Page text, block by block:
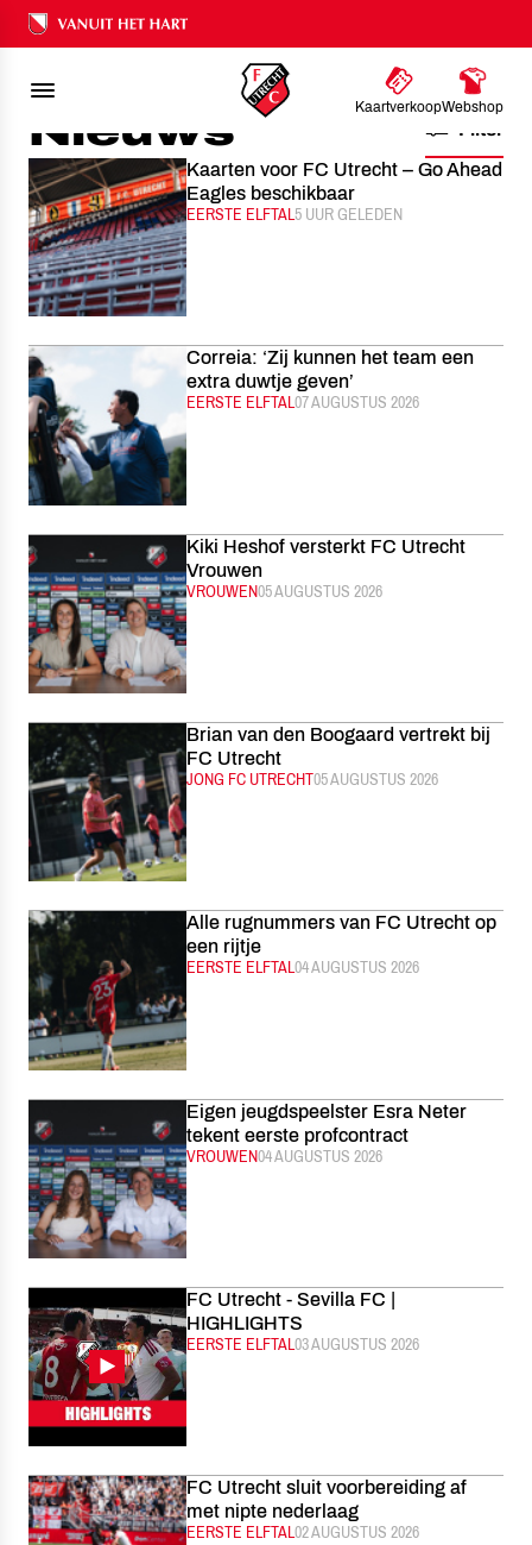
Ons nalatenschap
KaartverkoopWebshop
FC UTRECHTNIEUWS
Nieuws
Filter
Kaarten voor FC Utrecht – Go Ahead
Eagles beschikbaar
CATEGORIE:
EERSTE ELFTALGEPUBLICEERD:
5 UUR GELEDEN
Correia: ‘Zij kunnen het team een
extra duwtje geven’
CATEGORIE:
EERSTE ELFTALGEPUBLICEERD:
07 AUGUSTUS 2026
Kiki Heshof versterkt FC Utrecht
Vrouwen
CATEGORIE:
VROUWENGEPUBLICEERD:
05 AUGUSTUS 2026
Brian van den Boogaard vertrekt bij
FC Utrecht
CATEGORIE:
JONG FC UTRECHTGEPUBLICEERD:
05 AUGUSTUS 2026
Alle rugnummers van FC Utrecht op
een rijtje
CATEGORIE:
EERSTE ELFTALGEPUBLICEERD:
04 AUGUSTUS 2026
Eigen jeugdspeelster Esra Neter
tekent eerste profcontract
CATEGORIE:
VROUWENGEPUBLICEERD:
04 AUGUSTUS 2026
FC Utrecht - Sevilla FC |
HIGHLIGHTS
CATEGORIE:
EERSTE ELFTALGEPUBLICEERD:
03 AUGUSTUS 2026
FC Utrecht sluit voorbereiding af
met nipte nederlaag
CATEGORIE:
EERSTE ELFTALGEPUBLICEERD:
02 AUGUSTUS 2026